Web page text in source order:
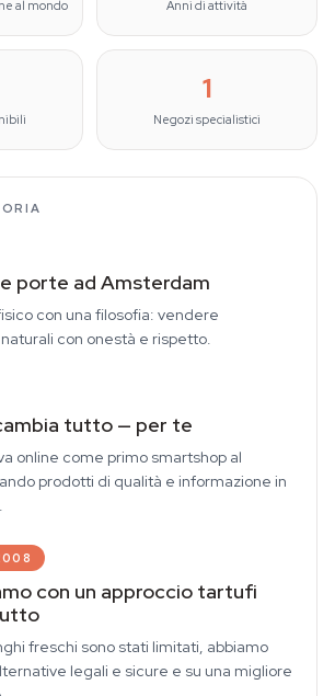
al mondo Anni di attività
1
Negozi specialistici
porte ad Amsterdam
con una filosofia: vendere
con onestà e rispetto.
tutto — per te
online come primo smartshop al
prodotti di qualità e informazione in
con un approccio tartufi
freschi sono stati limitati, abbiamo
legali e sicure e su una migliore